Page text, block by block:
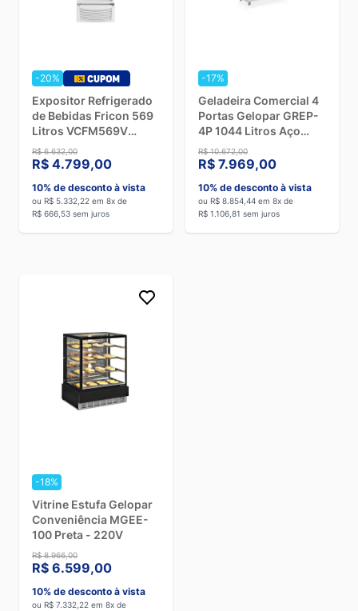
-20%
Expositor Refrigerado
de Bebidas Fricon 569
Litros VCFM569V
Branco - 110V
R$ 6.632,00
R$ 4.799,00
10% de desconto à vista
ou R$ 5.332,22 em 8x de
R$ 666,53 sem juros
-17%
Geladeira Comercial 4
Portas Gelopar GREP-
4P 1044 Litros Aço
Inox - 110V
R$ 10.672,00
R$ 7.969,00
10% de desconto à vista
ou R$ 8.854,44 em 8x de
R$ 1.106,81 sem juros
-18%
Vitrine Estufa Gelopar
Conveniência MGEE-
100 Preta - 220V
R$ 8.966,00
R$ 6.599,00
10% de desconto à vista
ou R$ 7.332,22 em 8x de